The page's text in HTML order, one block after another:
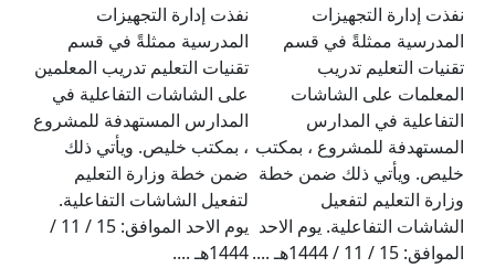
نفذت إدارة التجهيزات
المدرسية ممثلةً في قسم
تقنيات التعليم تدريب
المعلمات على الشاشات
التفاعلية في المدارس
المستهدفة للمشروع ، بمكتب
خليص. ويأتي ذلك ضمن خطة
وزارة التعليم لتفعيل
الشاشات التفاعلية. يوم الاحد
الموافق: 15 / 11 / 1444هـ ....
نفذت إدارة التجهيزات
المدرسية ممثلةً في قسم
تقنيات التعليم تدريب المعلمين
على الشاشات التفاعلية في
المدارس المستهدفة للمشروع
، بمكتب خليص. ويأتي ذلك
ضمن خطة وزارة التعليم
لتفعيل الشاشات التفاعلية.
يوم الاحد الموافق: 15 / 11 /
1444هـ ....